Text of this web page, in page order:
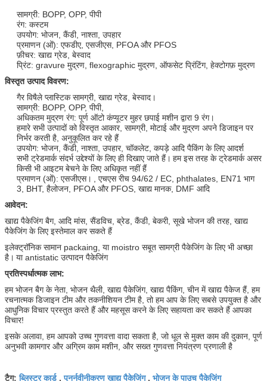
सामग्री: BOPP, OPP, पीपी
रंग: कस्टम
उपयोग: भोजन, कैंडी, नाश्ता, उपहार
प्रमाणन (ओं): एफडीए, एसजीएस, PFOA और PFOS
फ़ीचर: खाद्य ग्रेड, बेस्वाद
प्रिंट: gravure मुद्रण, flexographic मुद्रण, ऑफसेट प्रिंटिंग, हेक्टोगफ़ मुद्रण
विस्तृत उत्पाद विवरण:
गैर विषैले प्लास्टिक सामग्री, खाद्य ग्रेड, बेस्वाद।
सामग्री: BOPP, OPP, पीपी,
अधिकतम मुद्रण रंग: पूर्ण ऑटो कंप्यूटर मुहर छपाई मशीन द्वारा 9 रंग।
हमारे सभी उत्पादों को विस्तृत आकार, सामग्री, मोटाई और मुद्रण अपने डिजाइन पर
निर्भर करती है, अनुकूलित कर रहे हैं
उपयोग: भोजन, कैंडी, नाश्ता, उपहार, चॉकलेट, कपड़े आदि पैकिंग के लिए आदर्श
सभी ट्रेडमार्क संदर्भ उद्देश्यों के लिए ही दिखाए जाते हैं। हम इस तरह के ट्रेडमार्क असर
किसी भी आइटम बेचने के लिए अधिकृत नहीं हैं
प्रमाणन (ओं): एसजीएस।
, एचएस रीच 94/62 / EC, phthalates, EN71 भाग
3, BHT, हैलोजन, PFOA और PFOS, खाद्य मानक, DMF आदि
आवेदन:
खाद्य पैकेजिंग बैग, आदि मांस, सैंडविच, ब्रेड, कैंडी, बेकरी, सूखे भोजन की तरह, खाद्य
पैकेजिंग के लिए इस्तेमाल कर सकते हैं
इलेक्ट्रॉनिक सामान packaing, या moistro सबूत सामग्री पैकेजिंग के लिए भी अच्छा
है। या antistatic उत्पादन पैकेजिंग
प्रतिस्पर्धात्मक लाभ:
हम भोजन बैग के नेता, भोजन थैली, खाद्य पैकेजिंग, खाद्य पैकिंग, चीन में खाद्य पैकेज हैं, हम
रचनात्मक डिजाइन टीम और तकनीशियन टीम है, तो हम आप के लिए सबसे उपयुक्त है और
आधुनिक विचार प्रस्तुत करते हैं और महसूस करने के लिए सहायता कर सकते हैं आपका
विचार!
इसके अलावा, हम आपको उच्च गुणवत्ता वादा सकता है, जो धूल से मुक्त काम की दुकान, पूर्ण
अनुभवी कामगार और अग्रिम काम मशीन, और सख्त गुणवत्ता नियंत्रण प्रणाली है
टैग:ब्लिस्टर कार्ड,पुनर्नवीनीकरण खाद्य पैकेजिंग, भोजन के पाउच पैकेजिंग